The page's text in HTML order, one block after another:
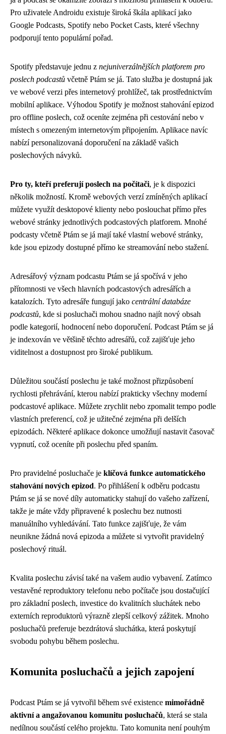
Pro uživatele Androidu existuje široká škála aplikací jako
Google Podcasts, Spotify nebo Pocket Casts, které všechny
podporují tento populární pořad.
Spotify představuje jednu z nejuniverzálnějších platforem pro
poslech podcastů včetně Ptám se já. Tato služba je dostupná jak
ve webové verzi přes internetový prohlížeč, tak prostřednictvím
mobilní aplikace. Výhodou Spotify je možnost stahování epizod
pro offline poslech, což oceníte zejména při cestování nebo v
místech s omezeným internetovým připojením. Aplikace navíc
nabízí personalizovaná doporučení na základě vašich
poslechových návyků.
Pro ty, kteří preferují poslech na počítači, je k dispozici
několik možností. Kromě webových verzí zmíněných aplikací
můžete využít desktopové klienty nebo poslouchat přímo přes
webové stránky jednotlivých podcastových platforem. Mnohé
podcasty včetně Ptám se já mají také vlastní webové stránky,
kde jsou epizody dostupné přímo ke streamování nebo stažení.
Adresářový význam podcastu Ptám se já spočívá v jeho
přítomnosti ve všech hlavních podcastových adresářích a
katalozích. Tyto adresáře fungují jako centrální databáze
podcastů, kde si posluchači mohou snadno najít nový obsah
podle kategorií, hodnocení nebo doporučení. Podcast Ptám se já
je indexován ve většině těchto adresářů, což zajišťuje jeho
viditelnost a dostupnost pro široké publikum.
Důležitou součástí poslechu je také možnost přizpůsobení
rychlosti přehrávání, kterou nabízí prakticky všechny moderní
podcastové aplikace. Můžete zrychlit nebo zpomalit tempo podle
vlastních preferencí, což je užitečné zejména při delších
epizodách. Některé aplikace dokonce umožňují nastavit časovač
vypnutí, což oceníte při poslechu před spaním.
Pro pravidelné posluchače je klíčová funkce automatického
stahování nových epizod. Po přihlášení k odběru podcastu
Ptám se já se nové díly automaticky stahují do vašeho zařízení,
takže je máte vždy připravené k poslechu bez nutnosti
manuálního vyhledávání. Tato funkce zajišťuje, že vám
neunikne žádná nová epizoda a můžete si vytvořit pravidelný
poslechový rituál.
Kvalita poslechu závisí také na vašem audio vybavení. Zatímco
vestavěné reproduktory telefonu nebo počítače jsou dostačující
pro základní poslech, investice do kvalitních sluchátek nebo
externích reproduktorů výrazně zlepší celkový zážitek. Mnoho
posluchačů preferuje bezdrátová sluchátka, která poskytují
svobodu pohybu během poslechu.
Komunita posluchačů a jejich zapojení
Podcast Ptám se já vytvořil během své existence mimořádně
aktivní a angažovanou komunitu posluchačů, která se stala
nedílnou součástí celého projektu. Tato komunita není pouhým